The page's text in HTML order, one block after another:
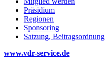
Präsidium
Regionen
Sponsoring
Satzung, Beitragsordnung
www.vdr-service.de